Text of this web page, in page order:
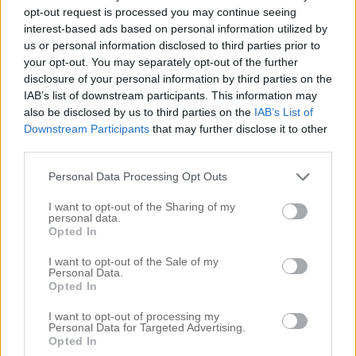
opt-out request is processed you may continue seeing
interest-based ads based on personal information utilized by
us or personal information disclosed to third parties prior to
your opt-out. You may separately opt-out of the further
disclosure of your personal information by third parties on the
IAB’s list of downstream participants. This information may
also be disclosed by us to third parties on the IAB’s List of
Downstream Participants that may further disclose it to other
Personal Data Processing Opt Outs
I want to opt-out of the Sharing of my
personal data.
Opted In
I want to opt-out of the Sale of my
Personal Data.
Opted In
I want to opt-out of processing my
Personal Data for Targeted Advertising.
Opted In
Här är den, DRÖMVÄSKAN!!!
Ni är säkert jätte irriterad på mig…
jag förstår er.
bortskämd så hade jag också blivit så jävla pisst off
men vet ni – det som händer mig nu är en saga för